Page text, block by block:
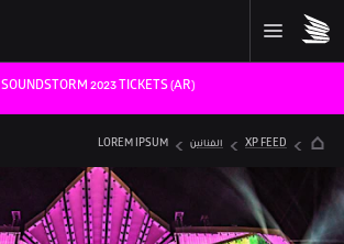
SOUNDSTORM 2023 TICKETS (AR)
XP FEED الفنانين LOREM IPSUM